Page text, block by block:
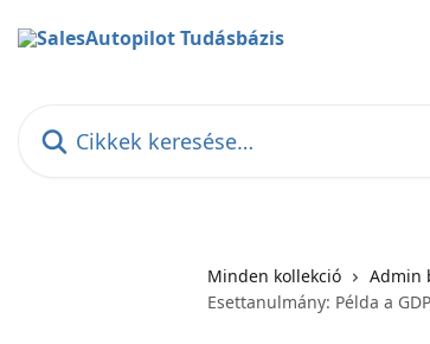
Minden kollekció Admin
Esettanulmány: Példa a